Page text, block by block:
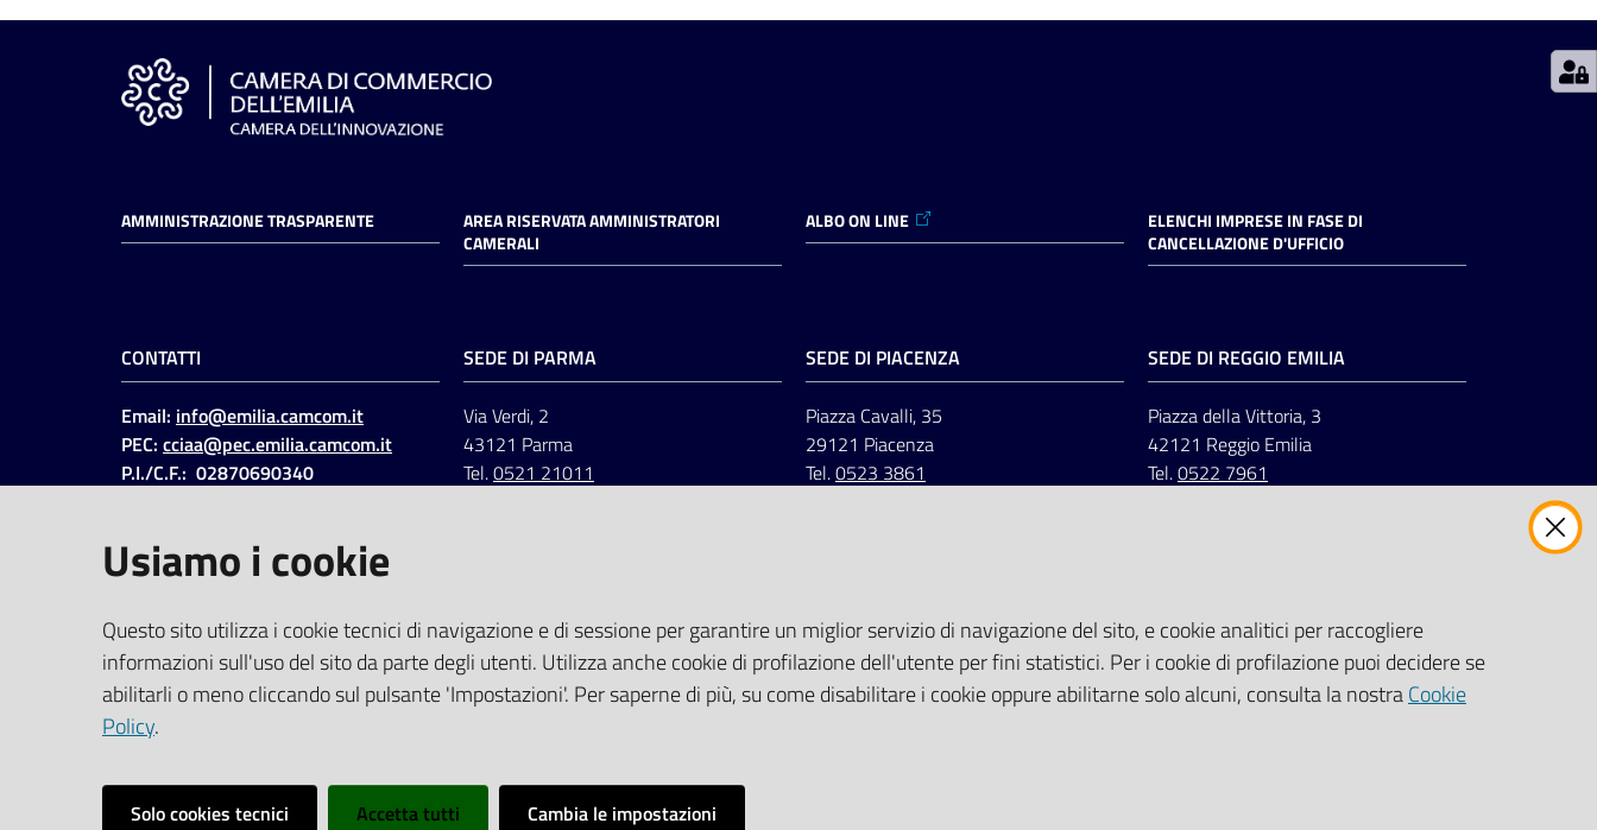
AMMINISTRAZIONE TRASPARENTE
AREA RISERVATA AMMINISTRATORI
CAMERALI
ALBO ON LINE
ELENCHI IMPRESE IN FASE DI
CANCELLAZIONE D'UFFICIO
CONTATTI
Email: info@emilia.camcom.it
PEC: cciaa@pec.emilia.camcom.it
P.I./C.F.: 02870690340
Codice IPA: ccem
SEDE DI PARMA
Via Verdi, 2
43121 Parma
Tel.0521 21011
SEDE DI PIACENZA
Piazza Cavalli, 35
29121 Piacenza
Tel.0523 3861
SEDE DI REGGIO EMILIA
Piazza della Vittoria, 3
42121 Reggio Emilia
Tel.0522 7961
SOCIAL
LinkedinFacebookInstagram
Usiamo i cookie
Questo sito utilizza i cookie tecnici di navigazione e di sessione per garantire un miglior servizio di navigazione del sito, e cookie analitici per raccogliere
informazioni sull'uso del sito da parte degli utenti. Utilizza anche cookie di profilazione dell'utente per fini statistici. Per i cookie di profilazione puoi decidere se
abilitarli o meno cliccando sul pulsante 'Impostazioni'. Per saperne di più, su come disabilitare i cookie oppure abilitarne solo alcuni, consulta la nostraCookie
Policy.
Solo cookies tecnici Accetta tutti Cambia le impostazioni